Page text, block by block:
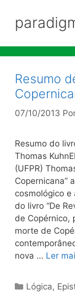
Resumo
07/10/2013
Resumo do
Thomas
(UFPR)
Copernicana”
cosmológico
do livro “De
de Copérnico,
morte de
nova … Ler
Categorias
Lógica,